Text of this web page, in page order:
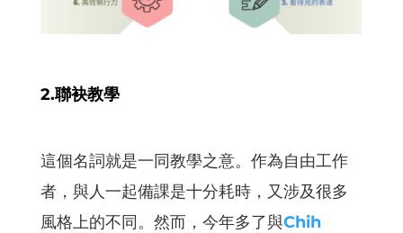
2.聯袂教學
這個名詞就是一同教學之意。作為自由工作
者，與人一起備課是十分耗時，又涉及很多
風格上的不同。然而，今年多了與Chih